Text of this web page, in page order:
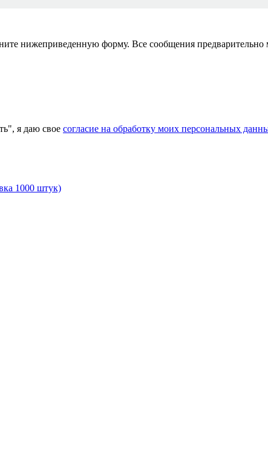
нижеприведенную форму. Все сообщения
я даю свое согласие на обработку моих персональных
1000 штук)